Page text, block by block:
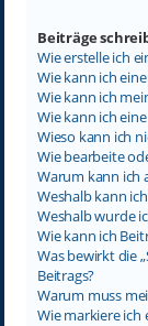
Beiträge
Wie erstelle ich
Wie kann ich
Wie kann ich
Wie kann ich
Wieso kann ich
Wie bearbeite
Warum kann ich
Weshalb kann
Weshalb wurde
Wie kann ich
Was bewirkt die
Beitrags?
Warum muss
Wie markiere ich